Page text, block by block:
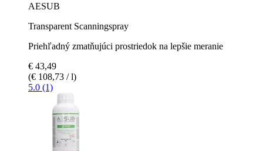
AESUB
Transparent Scanningspray
Priehľadný zmatňujúci prostriedok na lepšie meranie
€ 43,49
(€ 108,73 / l)
5.0 (1)